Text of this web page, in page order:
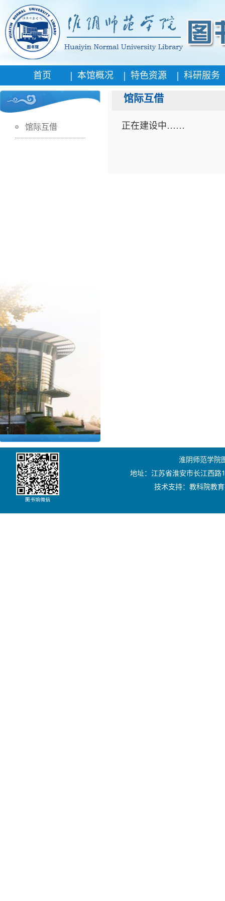
首页 | 本馆概况 | 特色资源 | 科研服务
馆际互借
馆际互借
正在建设中……
淮阴师范学院
地址：江苏省淮安市长江西
技术支持：教科院教